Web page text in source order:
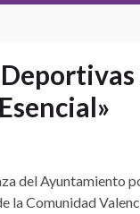
del
la Comunidad